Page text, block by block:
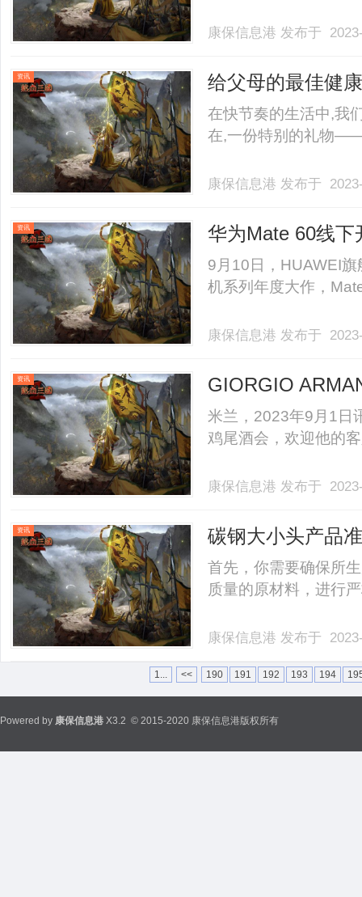
康保信息港 发布于
资讯
给父母的最佳健
心礼盒
在快节奏的生活中,我
在,一份特别的礼物
康保信息港 发布于
资讯
华为Mate 60线下
法”
9月10日，HUAWEI
机系列年度大作，
康保信息港 发布于
资讯 GIORGIO
米兰，2023年9月1日
鸡尾酒会，欢迎他的
康保信息港 发布于
资讯 碳钢大小头产品
首先，你需要确保所
质量的原材料，进行
康保信息港 发布于
1... << 190 191 192 193 194
Powered by 康保信息港 X3.2 © 2015-2020 康保信息港版权所有